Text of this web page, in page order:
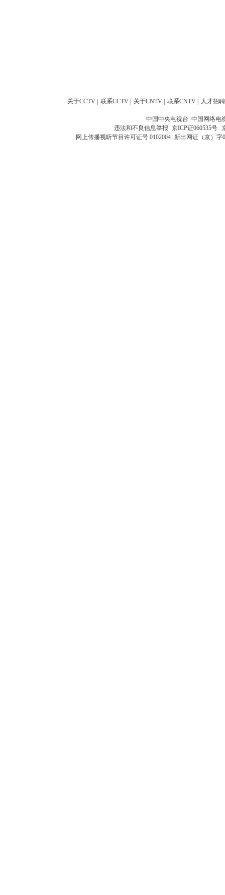
关于CCTV 联系CCTV 关于CNTV 联系CNTV 人才招聘
中国中央电视台 中国网络电
违法和不良信息举报 京ICP证060535号
网上传播视听节目许可证号 0102004 新出网证（京）